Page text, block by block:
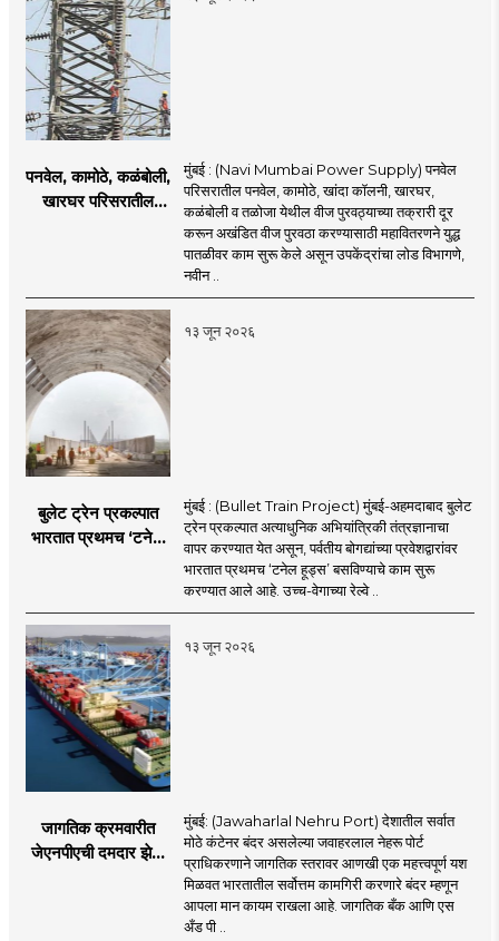
पनवेल, कामोठे, कळंबोली,
खारघर परिसरातील
उपाययोजना
मुंबई : (Navi Mumbai Power Supply) पनवेल
परिसरातील पनवेल, कामोठे, खांदा कॉलनी, खारघर,
कळंबोली व तळोजा येथील वीज पुरवठ्याच्या तक्रारी दूर
करून अखंडित वीज पुरवठा करण्यासाठी महावितरणने युद्ध
पातळीवर काम सुरू केले असून उपकेंद्रांचा लोड विभागणे,
नवीन ..
१३ जून २०२६
बुलेट ट्रेन प्रकल्पात
भारतात प्रथमच ‘टनेल
आवाजावर
नियंत्रण;प्रवास अधिक
सुरक्षित व आरामदायी
होणार
मुंबई : (Bullet Train Project) मुंबई-अहमदाबाद बुलेट
ट्रेन प्रकल्पात अत्याधुनिक अभियांत्रिकी तंत्रज्ञानाचा
वापर करण्यात येत असून, पर्वतीय बोगद्यांच्या प्रवेशद्वारांवर
भारतात प्रथमच ‘टनेल हूड्स’ बसविण्याचे काम सुरू
करण्यात आले आहे. उच्च-वेगाच्या रेल्वे ..
१३ जून २०२६
जागतिक क्रमवारीत
जेएनपीएची दमदार झेप;
मुंबई: (Jawaharlal Nehru Port) देशातील सर्वात
मोठे कंटेनर बंदर असलेल्या जवाहरलाल नेहरू पोर्ट
प्राधिकरणाने जागतिक स्तरावर आणखी एक महत्त्वपूर्ण यश
मिळवत भारतातील सर्वोत्तम कामगिरी करणारे बंदर म्हणून
आपला मान कायम राखला आहे. जागतिक बँक आणि एस
अँड पी ..